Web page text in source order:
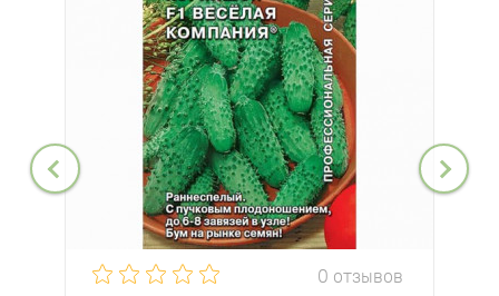
0 отзывов